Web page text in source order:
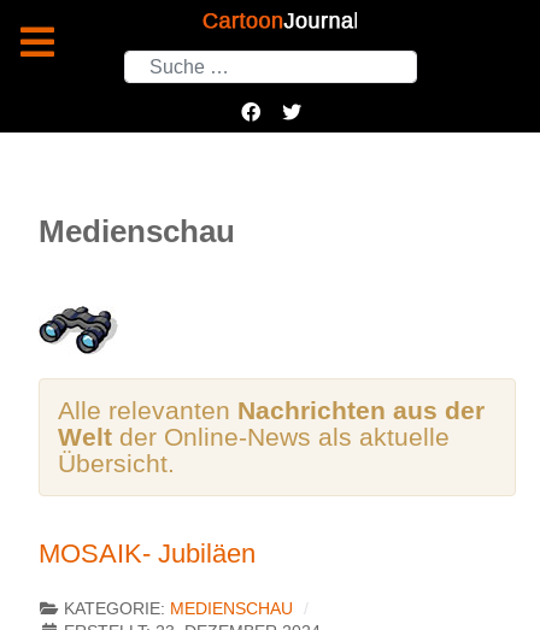
Suchen
Medienschau
Alle relevanten Nachrichten aus der
Welt der Online-News als aktuelle
Übersicht.
MOSAIK- Jubiläen
KATEGORIE: MEDIENSCHAU